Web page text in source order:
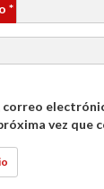
*
correo
vez que